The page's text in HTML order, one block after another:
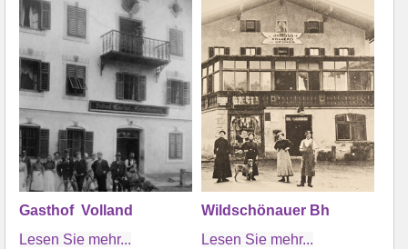
Gasthof Volland
Lesen Sie mehr...
Wildschönauer Bh
Lesen Sie mehr...